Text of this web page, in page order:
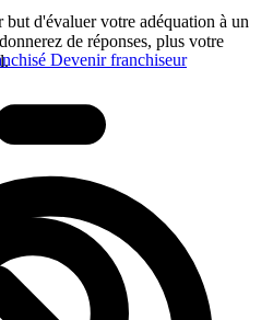
Devenir franchiseur
but d'évaluer votre adéquation à un
de réponses, plus votre